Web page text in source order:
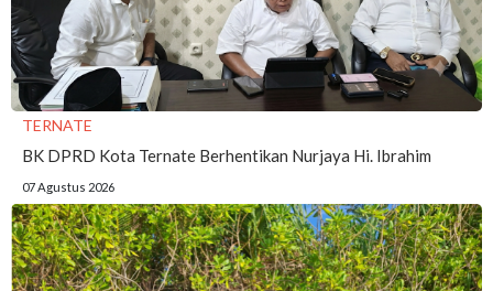
TERNATE
BK DPRD Kota Ternate Berhentikan Nurjaya Hi. Ibrahim
07 Agustus 2026